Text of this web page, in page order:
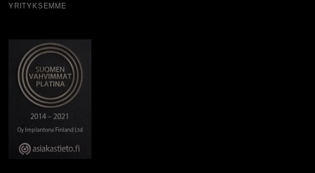
YRITYKSEMME